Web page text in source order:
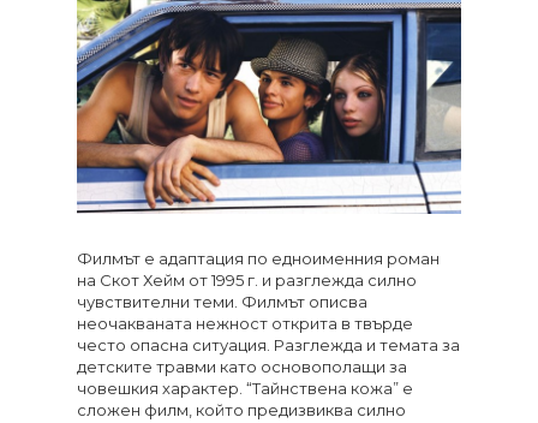
Филмът е адаптация по едноименния роман
на Скот Хейм от 1995 г. и разглежда силно
чувствителни теми. Филмът описва
неочакваната нежност открита в твърде
често опасна ситуация. Разглежда и темата за
детските травми като основополащи за
човешкия характер. “Тайнствена кожа” е
сложен филм, който предизвиква силно